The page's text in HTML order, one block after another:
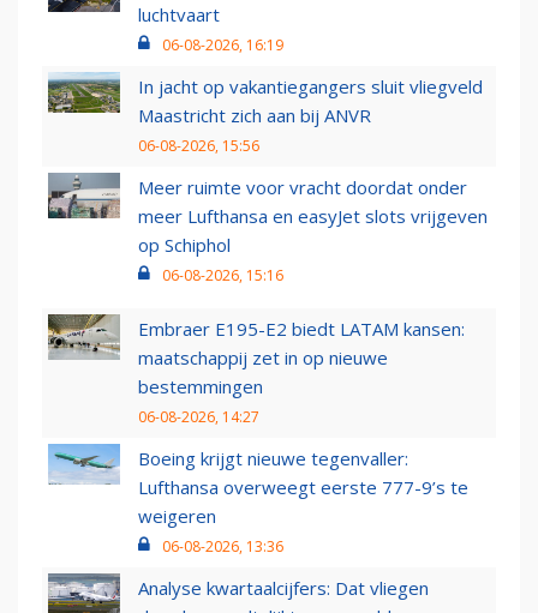
luchtvaart
06-08-2026, 16:19
In jacht op vakantiegangers sluit vliegveld
Maastricht zich aan bij ANVR
06-08-2026, 15:56
Meer ruimte voor vracht doordat onder
meer Lufthansa en easyJet slots vrijgeven
op Schiphol
06-08-2026, 15:16
Embraer E195-E2 biedt LATAM kansen:
maatschappij zet in op nieuwe
bestemmingen
06-08-2026, 14:27
Boeing krijgt nieuwe tegenvaller:
Lufthansa overweegt eerste 777-9’s te
weigeren
06-08-2026, 13:36
Analyse kwartaalcijfers: Dat vliegen